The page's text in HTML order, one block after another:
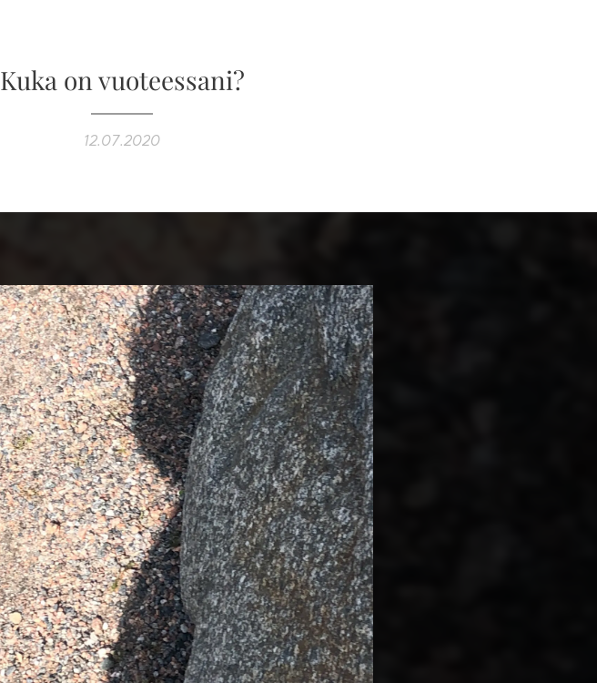
Kuka on vuoteessani?
12.07.2020